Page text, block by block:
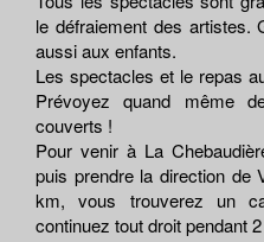
le défraiement des artistes.
aussi aux enfants.
Les spectacles et le repas
Prévoyez quand même
couverts !
Pour venir à La
puis prendre la direction de
km, vous trouverez un
continuez tout droit pendant